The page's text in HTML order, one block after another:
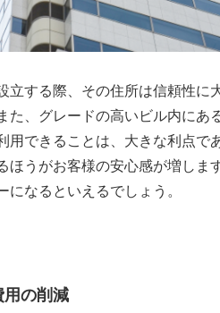
立する際、その住所は信頼性に
た、グレードの高いビル内に
用できることは、大きな利点で
ほうがお客様の安心感が増し
になるといえるでしょう。
の削減